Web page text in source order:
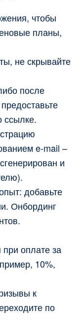
чтобы
планы,
не скрывайте
после
ссылке.
e-mail –
и
добавьте
Онбординг
оплате за
10%,
к
по